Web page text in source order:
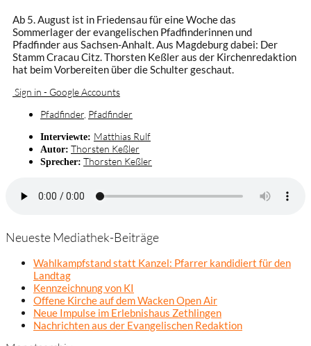
Ab 5. August ist in Friedensau für eine Woche das
Sommerlager der evangelischen Pfadfinderinnen und
Pfadfinder aus Sachsen-Anhalt. Aus Magdeburg dabei: Der
Stamm Cracau Citz. Thorsten Keßler aus der Kirchenredaktion
hat beim Vorbereiten über die Schulter geschaut.
Sign in - Google Accounts
Pfadfinder Pfadfinder
Interviewte: Matthias Rulf
Autor: Thorsten Keßler
Sprecher: Thorsten Keßler
Neueste Mediathek-Beiträge
Wahlkampfstand statt Kanzel: Pfarrer kandidiert für den
Landtag
Kennzeichnung von KI
Offene Kirche auf dem Wacken Open Air
Neue Impulse im Erlebnishaus Zethlingen
Nachrichten aus der Evangelischen Redaktion